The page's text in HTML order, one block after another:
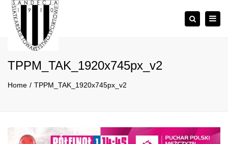
Szukaj
TPPM_TAK_1920x745px_v2
Home TPPM_TAK_1920x745px_v2